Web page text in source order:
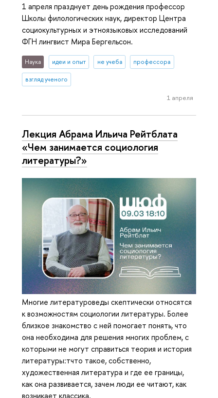
1 апреля празднует день рождения профессор
Школы филологических наук, директор Центра
социокультурных и этноязыковых исследований
ФГН лингвист Мира Бергельсон.
Наука идеи и опыт не учеба профессора
взгляд ученого
1 апреля
Лекция Абрама Ильича Рейтблата
«Чем занимается социология
литературы?»
Многие литературоведы скептически относятся
к возможностям социологии литературы. Более
близкое знакомство с ней помогает понять, что
она необходима для решения многих проблем, с
которыми не могут справиться теория и история
литературы:тчто такое, собственно,
художественная литература и где ее границы,
как она развивается, зачем люди ее читают, как
возникает классика.